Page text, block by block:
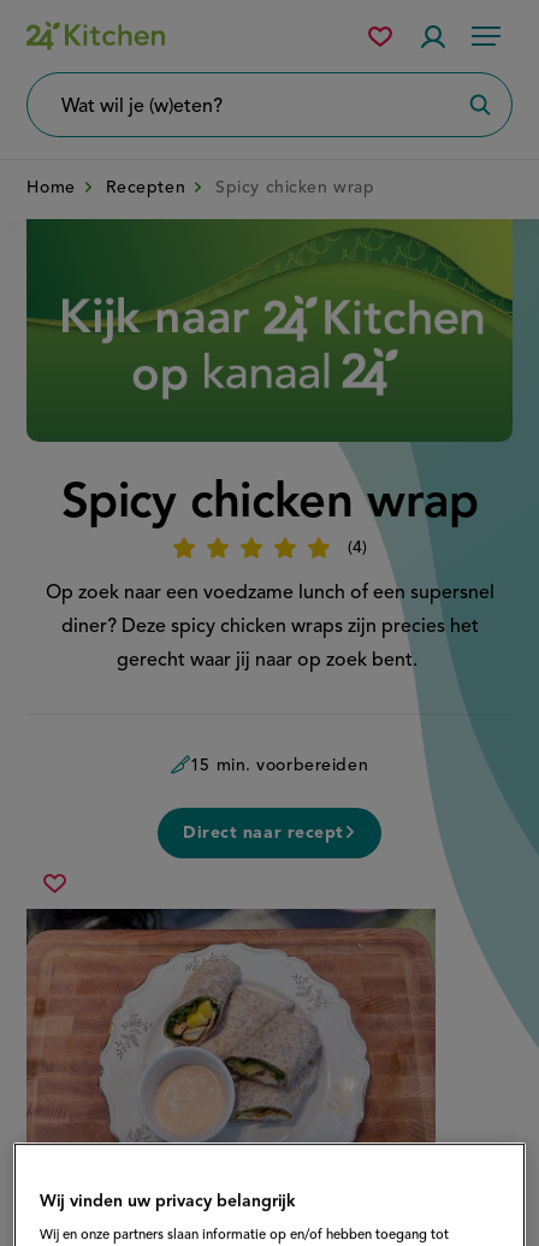
Overslaan
en
naar
Menu
wil
Mijn
bewaarde
Home Recepten Spicy chicken wrap
Spicy chicken wrap
4
Beoordeel
'Spicy
chicken
Op zoek naar een voedzame lunch of een supersnel
diner? Deze spicy chicken wraps zijn precies het
gerecht waar jij naar op zoek bent.
15 min. voorbereiden
Direct naar recept
Sla
recept
op
spicy
chicken
wrap
Wij vinden uw privacy belangrijk
Wij en onze partners slaan informatie op en/of hebben toegang tot